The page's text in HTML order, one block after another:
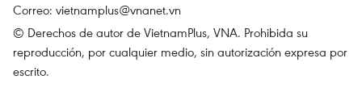
Correo: vietnamplus@vnanet.vn
© Derechos de autor de VietnamPlus, VNA. Prohibida su
reproducción, por cualquier medio, sin autorización expresa por
escrito.